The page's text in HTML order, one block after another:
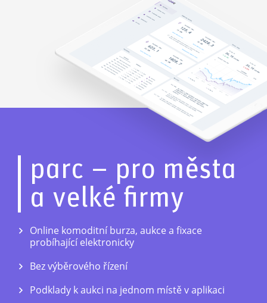
parc – pro města
a velké firmy
Online komoditní burza, aukce a fixace
probíhající elektronicky
Bez výběrového řízení
Podklady k aukci na jednom místě v aplikaci